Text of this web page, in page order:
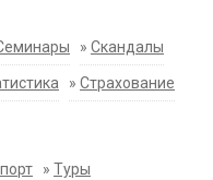
» Скандалы
» Страхование
» Туры